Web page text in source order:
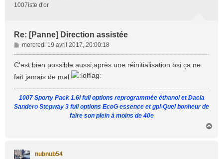
1007iste d'or
Re: [Panne] Direction assistée
M
e
s
a
g
e
mercredi 19 avril 2017, 20:00:18
C'est bien possible aussi,après une réinitialisation bsi ça ne
fait jamais de mal
1007 Sporty Pack 1.6l full options reprogrammée éthanol et Dacia
Sandero Stepway 3 full options EcoG essence et gpl-Quel bonheur de
faire son plein à moins de 40e
nubnub54